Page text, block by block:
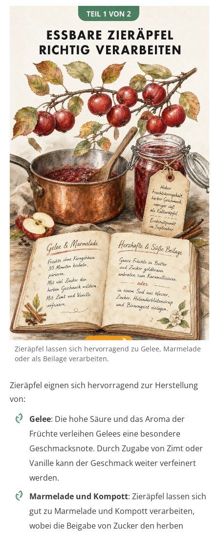
Zieräpfel lassen sich hervorragend zu Gelee, Marmelade
oder als Beilage verarbeiten.
Zieräpfel eignen sich hervorragend zur Herstellung
von:
Gelee: Die hohe Säure und das Aroma der
Früchte verleihen Gelees eine besondere
Geschmacksnote. Durch Zugabe von Zimt oder
Vanille kann der Geschmack weiter verfeinert
werden.
Marmelade und Kompott: Zieräpfel lassen sich
gut zu Marmelade und Kompott verarbeiten,
wobei die Beigabe von Zucker den herben